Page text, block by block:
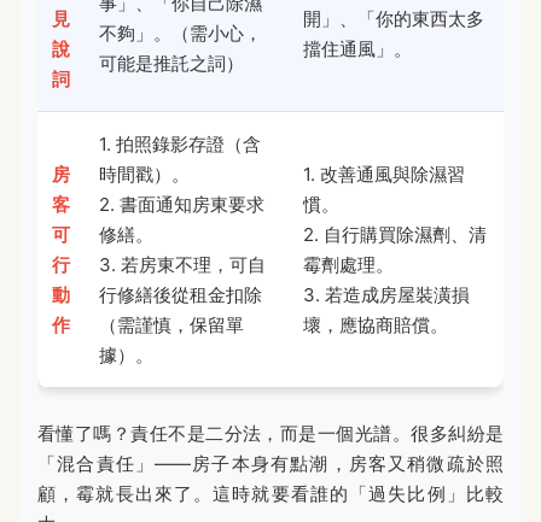
見
說
詞
不夠」。（需小心，
可能是推託之詞）
開」、「你的東西太多
擋住通風」。
房
客
可
行
動
作
1. 拍照錄影存證（含
時間戳）。
2. 書面通知房東要求
修繕。
3. 若房東不理，可自
行修繕後從租金扣除
（需謹慎，保留單
據）。
1. 改善通風與除濕習
慣。
2. 自行購買除濕劑、清
霉劑處理。
3. 若造成房屋裝潢損
壞，應協商賠償。
看懂了嗎？責任不是二分法，而是一個光譜。很多糾紛是
「混合責任」——房子本身有點潮，房客又稍微疏於照
顧，霉就長出來了。這時就要看誰的「過失比例」比較